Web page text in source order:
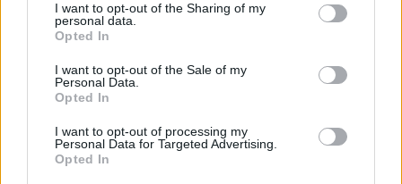
I want to opt-out of the Sharing of my
personal data.
Opted In
I want to opt-out of the Sale of my
Personal Data.
Opted In
I want to opt-out of processing my
Personal Data for Targeted Advertising.
Opted In